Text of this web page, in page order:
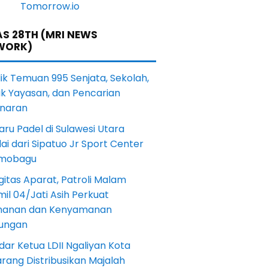
28TH (MRI NEWS
Temuan 995 Senjata, Sekolah,
Yayasan, dan Pencarian
Padel di Sulawesi Utara
dari Sipatuo Jr Sport Center
Aparat, Patroli Malam
04/Jati Asih Perkuat
dan Kenyamanan
Ketua LDII Ngaliyan Kota
Distribusikan Majalah